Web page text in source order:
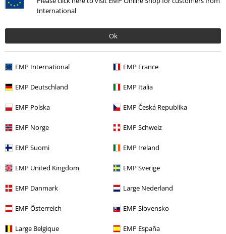
International
Ok
EMP International EMP France
EMP Deutschland EMP Italia
EMP Polska EMP Česká Republika
EMP Norge EMP Schweiz
EMP Suomi EMP Ireland
EMP United Kingdom EMP Sverige
EMP Danmark Large Nederland
EMP Österreich EMP Slovensko
Large Belgique EMP España
Flere kategorier. Flere valgmuligheter.
Bandmerch Top Bands
Herre Klær Hetteplagg
Herre Klær Gensere
Klær Gensere Hetteplagg
Bandmerch Klær Genser og hettegenser Hetteplagg